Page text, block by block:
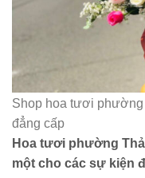
Shop hoa tươi
đẳng cấp
Hoa tươi phường
một cho các sự kiện